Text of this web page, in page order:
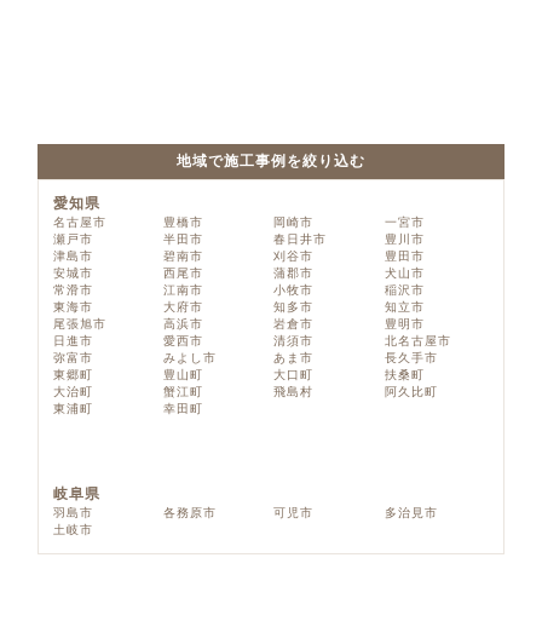
地域で施工事例を絞り込む
愛知県
名古屋市 豊橋市 岡崎市
一宮市
瀬戸市
半田市 春日井市
豊川市
津島市
碧南市 刈谷市
豊田市
安城市
西尾市 蒲郡市
犬山市
常滑市
江南市 小牧市
稲沢市
東海市
大府市 知多市
知立市
尾張旭市
高浜市 岩倉市
豊明市
日進市
愛西市 清須市
北名古屋市
弥富市
みよし市 あま市
長久手市
東郷町
豊山町 大口町
扶桑町
大治町
蟹江町 飛島村
阿久比町
東浦町
幸田町
岐阜県
羽島市 各務原市 可児市
多治見市
土岐市